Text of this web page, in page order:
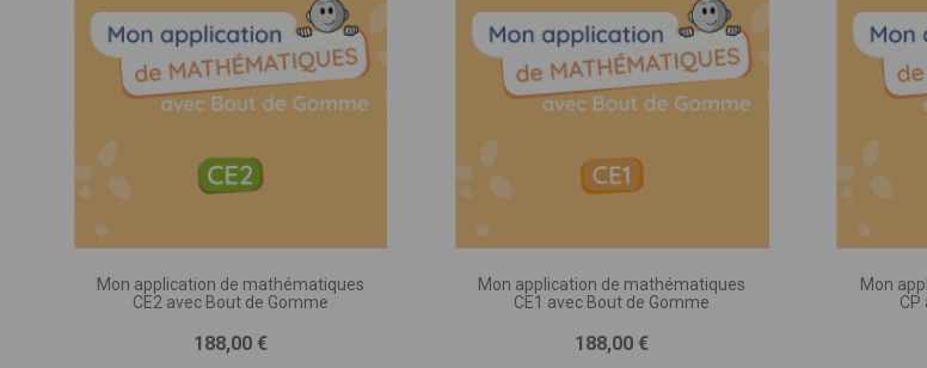
Mon application de mathématiques
CE2 avec Bout de Gomme
Prix
188,00 €
Mon application de mathématiques
CE1 avec Bout de Gomme
Prix
188,00 €
Mon
CP